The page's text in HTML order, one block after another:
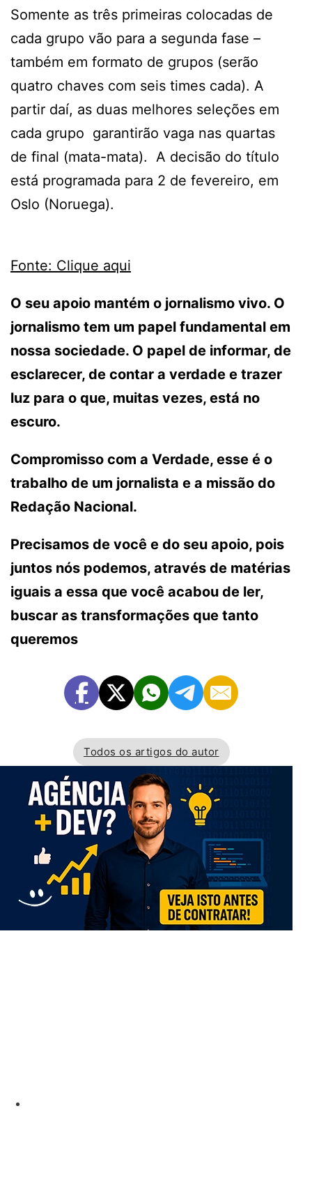
Somente as três primeiras colocadas de
cada grupo vão para a segunda fase –
também em formato de grupos (serão
quatro chaves com seis times cada). A
partir daí, as duas melhores seleções em
cada grupo garantirão vaga nas quartas
de final (mata-mata). A decisão do título
está programada para 2 de fevereiro, em
Oslo (Noruega).
Fonte: Clique aqui
O seu apoio mantém o jornalismo vivo. O
jornalismo tem um papel fundamental em
nossa sociedade. O papel de informar, de
esclarecer, de contar a verdade e trazer
luz para o que, muitas vezes, está no
escuro.
Compromisso com a Verdade, esse é o
trabalho de um jornalista e a missão do
Redação Nacional.
Precisamos de você e do seu apoio, pois
juntos nós podemos, através de matérias
iguais a essa que você acabou de ler,
buscar as transformações que tanto
queremos
Todos os artigos do autor